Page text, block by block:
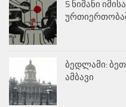
5 ნიშანი
ბედლამი:
ამბავი